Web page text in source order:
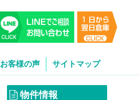
お客様の声 サイトマップ
物件情報